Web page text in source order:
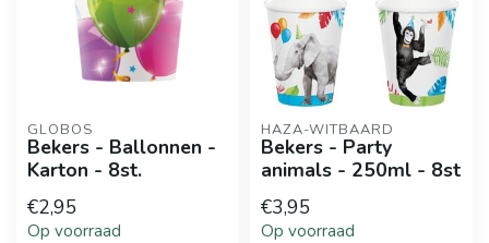
GLOBOS
Bekers - Ballonnen -
Karton - 8st.
€2,95
Op voorraad
HAZA-WITBAARD
Bekers - Party
animals - 250ml - 8st
€3,95
Op voorraad